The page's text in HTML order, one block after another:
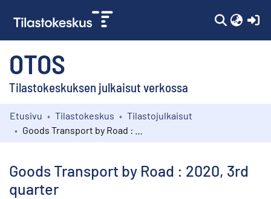
OTOS
Tilastokeskuksen julkaisut verkossa
Kokoelmat
Etusivu Tilastokeskus
Tilastojulkaisut
Goods Transport by Road : 2020, 3rd
quarter